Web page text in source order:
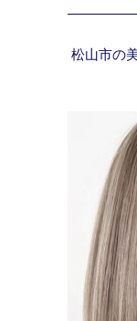
松山市の